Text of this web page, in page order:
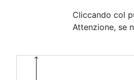
Cliccando col
Attenzione, se